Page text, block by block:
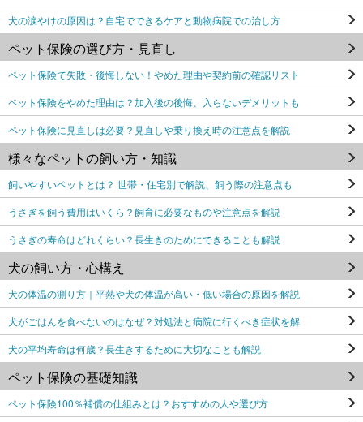
犬の涙やけの原因は？自宅でできるケアと動物病院での治し方
ペット保険の選び方・見直し
ペット保険で失敗・後悔しない！やめた理由や契約前の確認リスト
ペット保険をやめた理由は？加入後の後悔、入らないデメリットも
ペット保険に見直しは必要？見直しや乗り換え時の注意点を解説
様々なペットの飼い方・知識
飼いやすいペットとは？ 世帯・住宅別で解説、飼う際の注意点も
うさぎを飼う費用はいくら？飼育に必要なものや注意点を解説
うさぎの寿命はどれくらい？長生きのためにできることも解説
犬の飼い方・心構え
犬の体温の測り方｜平熱や犬の体温が高い・低い場合の原因を解説
犬がごはんを食べないのはなぜ？対処法と病院に行くべき症状を解
犬の平均寿命は何歳？長生きするために大切なことも解説
ペット保険の基礎知識
ペット保険100％補償の仕組みとは？おすすめの人や選び方